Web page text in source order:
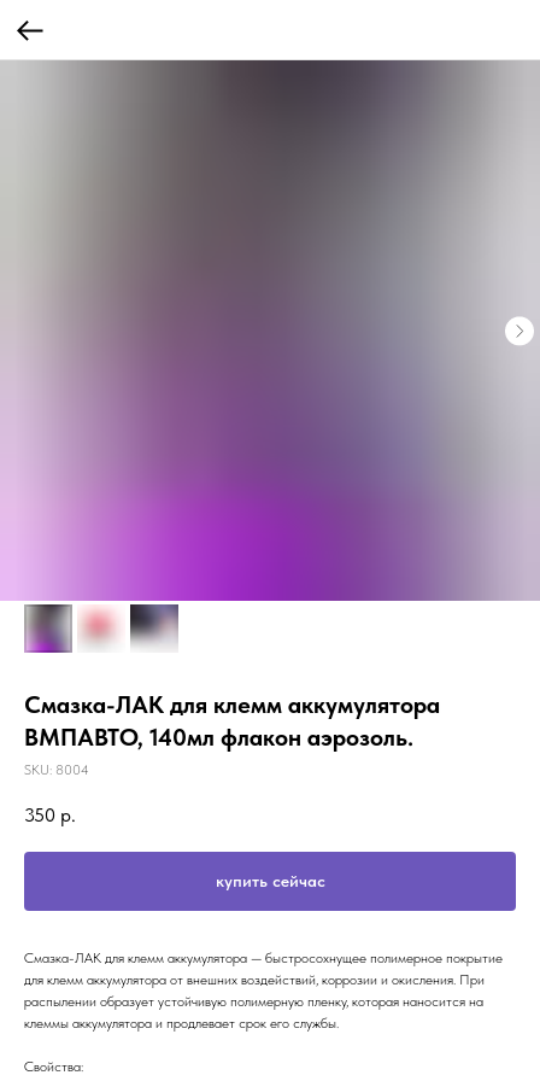
Смазка-ЛАК для клемм аккумулятора
ВМПАВТО, 140мл флакон аэрозоль.
SKU: 8004
350 р.
купить сейчас
Смазка-ЛАК для клемм аккумулятора — быстросохнущее полимерное покрытие
для клемм аккумулятора от внешних воздействий, коррозии и окисления. При
распылении образует устойчивую полимерную пленку, которая наносится на
клеммы аккумулятора и продлевает срок его службы.
Свойства: